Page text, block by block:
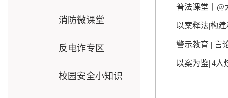
消防微课堂
反电诈专区
校园安全小知识
普法课堂丨@
以案释法|构
警示教育 | 言
以案为鉴||4人